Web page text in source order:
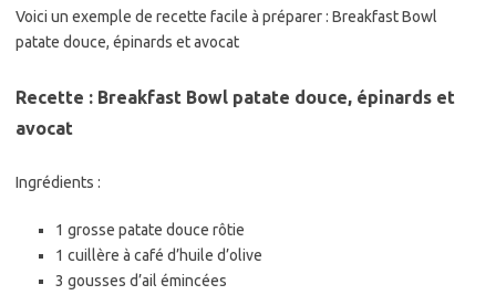
Voici un exemple de recette facile à préparer : Breakfast Bowl
patate douce, épinards et avocat
Recette : Breakfast Bowl patate douce, épinards et
avocat
Ingrédients :
1 grosse patate douce rôtie
1 cuillère à café d’huile d’olive
3 gousses d’ail émincées